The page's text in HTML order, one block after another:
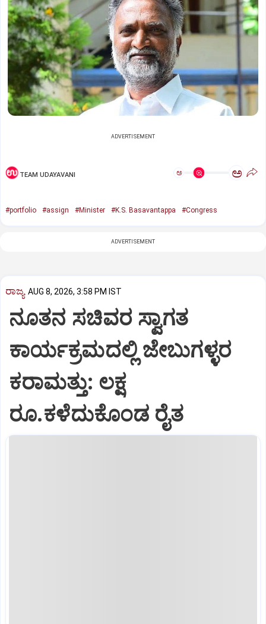
ADVERTISEMENT
TEAM UDAYAVANI ಅ ಅ
#portfolio #assign #Minister #K.S. Basavantappa #Congress
ADVERTISEMENT
ರಾಜ್ಯ AUG 8, 2026, 3:58 PM IST
ನೂತನ ಸಚಿವರ ಸ್ವಾಗತ
ಕಾರ್ಯಕ್ರಮದಲ್ಲಿ ಜೇಬುಗಳ್ಳರ
ಕರಾಮತ್ತು: ಲಕ್ಷ
ರೂ.ಕಳೆದುಕೊಂಡ ರೈತ